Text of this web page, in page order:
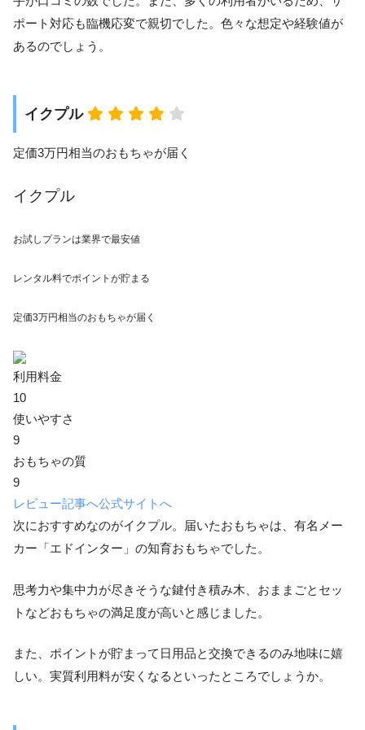
ポート対応も臨機応変で親切でした。色々な想定や経験値が
あるのでしょう。
イクプル
定価3万円相当のおもちゃが届く
イクプル
お試しプランは業界で最安値
レンタル料でポイントが貯まる
定価3万円相当のおもちゃが届く
利用料金
10
使いやすさ
9
おもちゃの質
9
レビュー記事へ公式サイトへ
次におすすめなのがイクプル。届いたおもちゃは、有名メー
カー「エドインター」の知育おもちゃでした。
思考力や集中力が尽きそうな鍵付き積み木、おままごとセッ
トなどおもちゃの満足度が高いと感じました。
また、ポイントが貯まって日用品と交換できるのみ地味に嬉
しい。実質利用料が安くなるといったところでしょうか。